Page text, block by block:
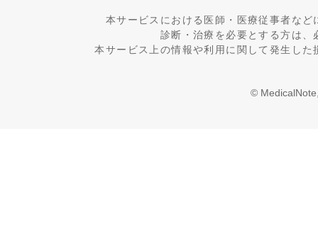
本サービスにおける医師・医療従事者な
診断・治療を必要とする方は
本サービス上の情報や利用に関して発生し
©